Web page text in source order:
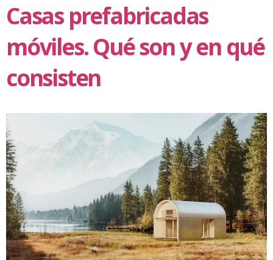
Casas prefabricadas
móviles. Qué son y en qué
consisten